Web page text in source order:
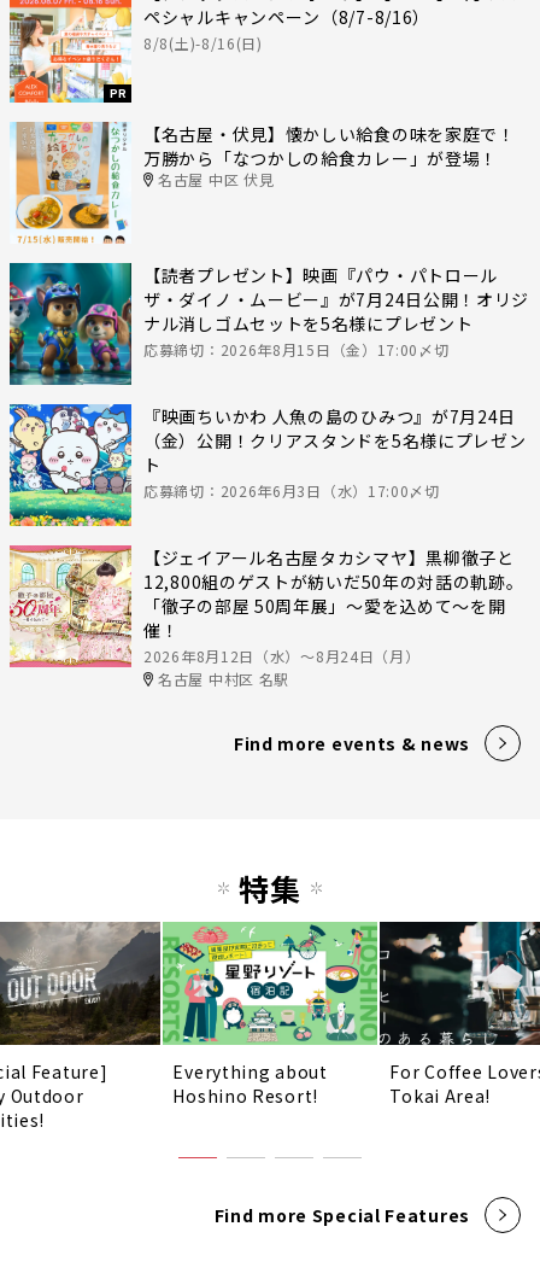
PR
ペシャルキャンペーン（8/7-8/16）
8/8(土)-8/16(日)
【名古屋・伏見】懐かしい給食の味を家庭で！
万勝から「なつかしの給食カレー」が登場！
名古屋 中区 伏見
【読者プレゼント】映画『パウ・パトロール
ザ・ダイノ・ムービー』が7月24日公開！オリジ
ナル消しゴムセットを5名様にプレゼント
応募締切：2026年8月15日（金）17:00〆切
『映画ちいかわ 人魚の島のひみつ』が7月24日
（金）公開！クリアスタンドを5名様にプレゼン
ト
応募締切：2026年6月3日（水）17:00〆切
【ジェイアール名古屋タカシマヤ】黒柳徹子と
12,800組のゲストが紡いだ50年の対話の軌跡。
「徹子の部屋 50周年展」～愛を込めて～を開
催！
2026年8月12日（水）〜8月24日（月）
名古屋 中村区 名駅
Find more events & news
特集
Feature]
Outdoor
Everything about
Hoshino Resort!
For Coffee
Tokai Area!
Find more Special Features